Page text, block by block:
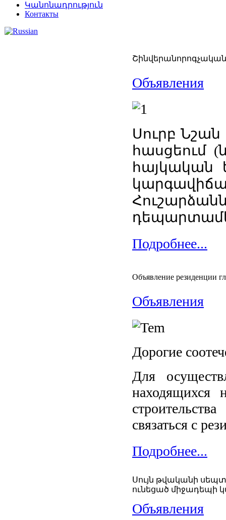
Կանոնադրություն
Контакты
Объявления
Սուրբ Նշան
հասցեում
հայկական
Подробнее...
Объявление резиденции
Объявления
Дорогие
Для
находящихся
связаться с
Подробнее...
Սույն թվականի
ունեցած միջադեպի
Объявления